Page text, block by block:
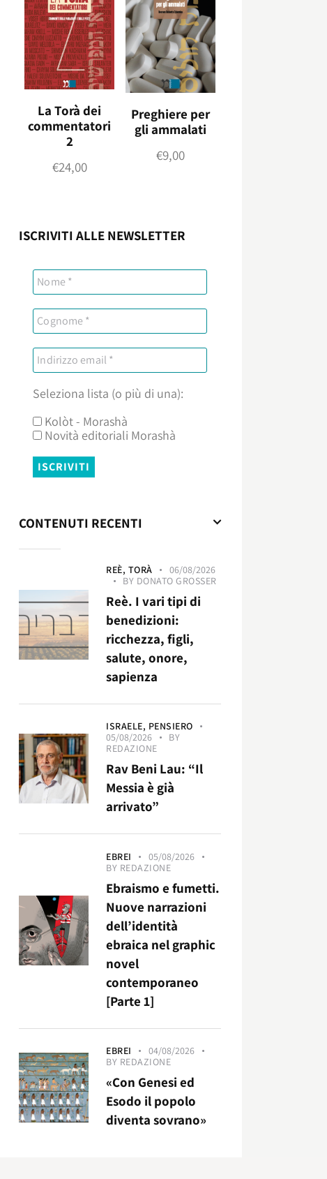
La Torà dei
commentatori
2
€24,00
Preghiere per
gli ammalati
€9,00
ISCRIVITI ALLE NEWSLETTER
Seleziona lista (o più di una):
Kolòt - Morashà
Novità editoriali Morashà
CONTENUTI RECENTI
REÈ, TORÀ
06/08/2026
BY DONATO GROSSER
Reè. I vari tipi di
benedizioni:
ricchezza, figli,
salute, onore,
sapienza
ISRAELE, PENSIERO
05/08/2026
BY
REDAZIONE
Rav Beni Lau: “Il
Messia è già
arrivato”
EBREI
05/08/2026
BY REDAZIONE
Ebraismo e fumetti.
Nuove narrazioni
dell’identità
ebraica nel graphic
novel
contemporaneo
[Parte 1]
EBREI
04/08/2026
BY REDAZIONE
«Con Genesi ed
Esodo il popolo
diventa sovrano»